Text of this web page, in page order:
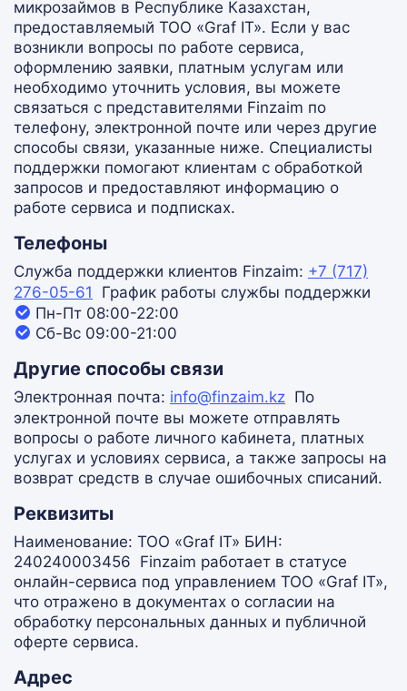
микрозаймов в Республике Казахстан,
предоставляемый ТОО «Graf IT». Если у вас
возникли вопросы по работе сервиса,
оформлению заявки, платным услугам или
необходимо уточнить условия, вы можете
связаться с представителями Finzaim по
телефону, электронной почте или через другие
способы связи, указанные ниже. Специалисты
поддержки помогают клиентам с обработкой
запросов и предоставляют информацию о
работе сервиса и подписках.
Телефоны
Служба поддержки клиентов Finzaim: +7 (717)
276-05-61
График работы службы поддержки
Пн-Пт 08:00-22:00
Сб-Вс 09:00-21:00
Другие способы связи
Электронная почта: info@finzaim.kz По
электронной почте вы можете отправлять
вопросы о работе личного кабинета, платных
услугах и условиях сервиса, а также запросы на
возврат средств в случае ошибочных списаний.
Реквизиты
Наименование: ТОО «Graf IT» БИН:
240240003456 Finzaim работает в статусе
онлайн-сервиса под управлением ТОО «Graf IT»,
что отражено в документах о согласии на
обработку персональных данных и публичной
оферте сервиса.
Адрес